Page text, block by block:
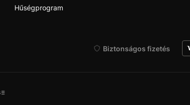
Hűségprogram
Biztonságos fizetés